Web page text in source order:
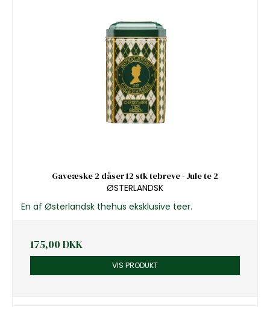
Gaveæske 2 dåser 12 stk tebreve - Jule te 2
ØSTERLANDSK
En af Østerlandsk thehus eksklusive teer.
175,00 DKK
VIS PRODUKT